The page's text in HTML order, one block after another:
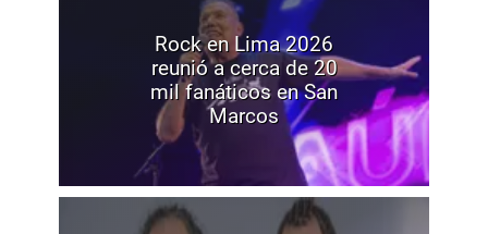
Rock en Lima 2026
reunió a cerca de 20
mil fanáticos en San
Marcos